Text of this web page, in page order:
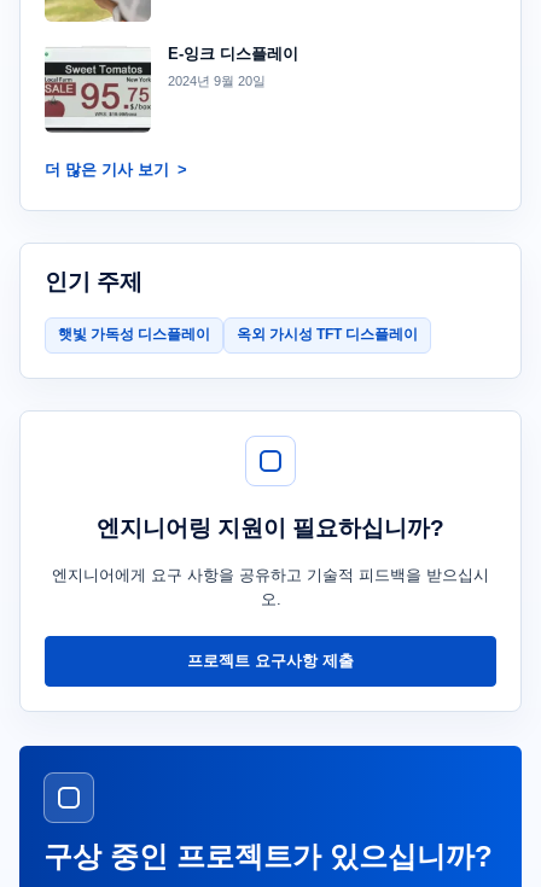
E-잉크 디스플레이
2024년 9월 20일
더 많은 기사 보기
인기 주제
햇빛 가독성 디스플레이 옥외 가시성 TFT 디스플레이
엔지니어링 지원이 필요하십니까?
엔지니어에게 요구 사항을 공유하고 기술적 피드백을 받으십시
오.
프로젝트 요구사항 제출
구상 중인 프로젝트가 있으십니까?